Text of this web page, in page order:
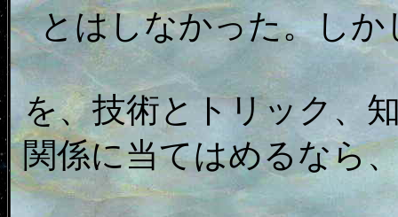
とはしなかった。し
を、技術とトリック、
関係に当てはめるなら